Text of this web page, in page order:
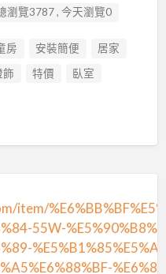
瀏覽3787 , 今天瀏覽0
房 安裝簡便
居家
飾 特價
臥室
item/
55W-